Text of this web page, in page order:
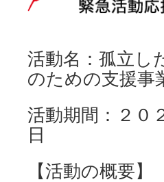
活動名：孤立し
のための支援事
活動期間：２０
日
【活動の概要】